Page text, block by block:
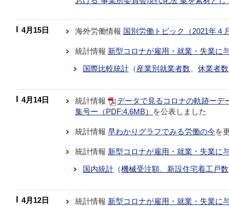
4月15日 海外労働情報 国別労働トピック（2021年４
統計情報 新型コロナが雇用・就業・失業に
国際比較統計 （産業別就業者数 休業者数
4月14日 統計情報
データで見るコロナの軌跡ーデ
集号ー（PDF:4.6MB）
を公表しました
統計情報 早わかりグラフでみる労働の今を
統計情報 新型コロナが雇用・就業・失業に
国内統計 （機械受注額、新設住宅着工戸数
4月12日 統計情報 新型コロナが雇用・就業・失業に